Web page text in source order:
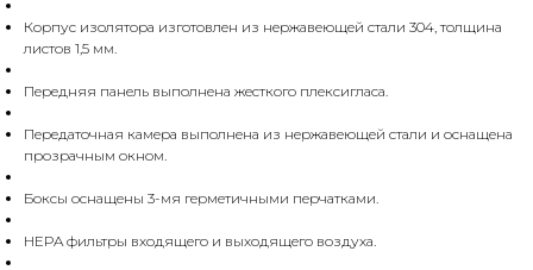
Корпус изолятора изготовлен из нержавеющей стали 304, толщина
листов 1,5 мм.
Передняя панель выполнена жесткого плексигласа.
Передаточная камера выполнена из нержавеющей стали и оснащена
прозрачным окном.
Боксы оснащены 3-мя герметичными перчатками.
HEPA фильтры входящего и выходящего воздуха.